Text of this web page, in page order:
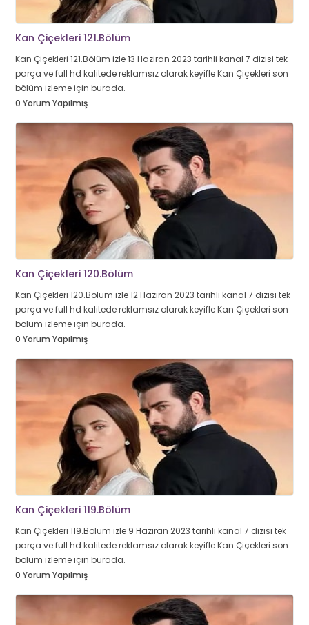
Kan Çiçekleri 121.Bölüm
Kan Çiçekleri 121.Bölüm izle 13 Haziran 2023 tarihli kanal 7 dizisi tek
parça ve full hd kalitede reklamsız olarak keyifle Kan Çiçekleri son
bölüm izleme için burada.
0 Yorum Yapılmış
Kan Çiçekleri 120.Bölüm
Kan Çiçekleri 120.Bölüm izle 12 Haziran 2023 tarihli kanal 7 dizisi tek
parça ve full hd kalitede reklamsız olarak keyifle Kan Çiçekleri son
bölüm izleme için burada.
0 Yorum Yapılmış
Kan Çiçekleri 119.Bölüm
Kan Çiçekleri 119.Bölüm izle 9 Haziran 2023 tarihli kanal 7 dizisi tek
parça ve full hd kalitede reklamsız olarak keyifle Kan Çiçekleri son
bölüm izleme için burada.
0 Yorum Yapılmış